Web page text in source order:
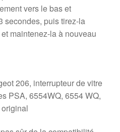
vers le bas et
secondes, puis tirez-la
maintenez-la à nouveau
206, interrupteur de vitre
PSA, 6554WQ, 6554 WQ,